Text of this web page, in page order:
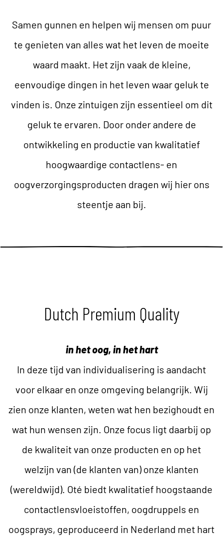
Samen gunnen en helpen wij mensen om puur
te genieten van alles wat het leven de moeite
waard maakt. Het zijn vaak de kleine,
eenvoudige dingen in het leven waar geluk te
vinden is. Onze zintuigen zijn essentieel om dit
geluk te ervaren. Door onder andere de
ontwikkeling en productie van kwalitatief
hoogwaardige contactlens- en
oogverzorgingsproducten dragen wij hier ons
steentje aan bij.
Dutch Premium Quality
in het oog, in het hart
In deze tijd van individualisering is aandacht
voor elkaar en onze omgeving belangrijk. Wij
zien onze klanten, weten wat hen bezighoudt en
wat hun wensen zijn. Onze focus ligt daarbij op
de kwaliteit van onze producten en op het
welzijn van (de klanten van) onze klanten
(wereldwijd). Oté biedt kwalitatief hoogstaande
contactlensvloeistoffen, oogdruppels en
oogsprays, geproduceerd in Nederland met hart